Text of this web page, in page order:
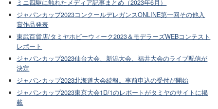
ミニ四駆に触れたメディア記事まとめ（2023年6月）
ジャパンカップ2023コンクールデレガンスONLINE第一回その他入
賞作品発表
東武百貨店/タミヤホビーウィーク2023＆モデラーズWEBコンテスト
レポート
ジャパンカップ2023仙台大会、新潟大会、福井大会のライブ配信が
決定
ジャパンカップ2023北海道大会続報。事前申込の受付が開始
ジャパンカップ2023東京大会1D/1のレポートがタミヤのサイトに掲
載